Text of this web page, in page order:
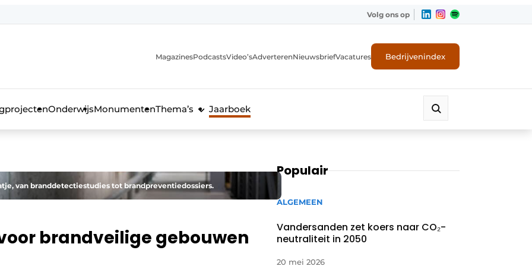
Volg ons op
MagazinesPodcastsVideo’sAdverterenNieuwsbriefVacatures Bedrijvenindex
OnderwijsMonumentenThema’s Jaarboek
van branddetectiestudies tot brandpreventiedossiers.
brandveilige gebouwen
Populair
ALGEMEEN
Vandersanden zet koers naar CO₂-
neutraliteit in 2050
20 mei 2026